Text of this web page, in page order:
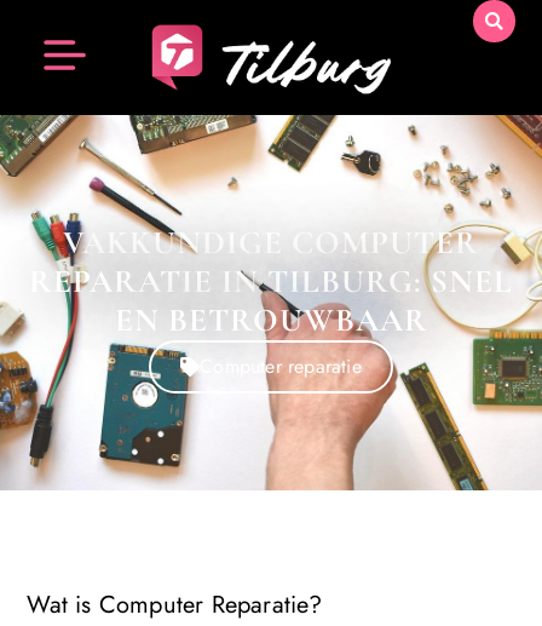
VAKKUNDIGE COMPUTER
REPARATIE IN TILBURG: SNEL
EN BETROUWBAAR
Computer reparatie
Wat is Computer Reparatie?